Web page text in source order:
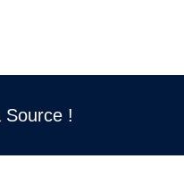
Source !